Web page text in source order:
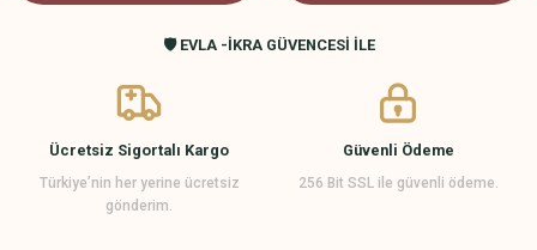
🛡️ EVLA -İKRA GÜVENCESİ İLE
Ücretsiz Sigortalı Kargo
Türkiye’nin her yerine ücretsiz
gönderim.
Güvenli Ödeme
256 Bit SSL ile güvenli ödeme.